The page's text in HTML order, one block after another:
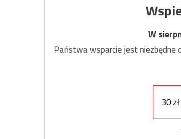
W
Państwa wsparcie jest niezbędne
30 zł